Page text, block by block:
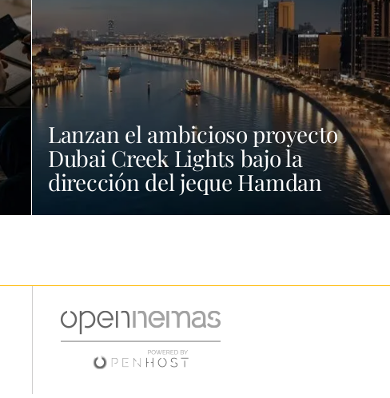
Lanzan el ambicioso proyecto
Dubai Creek Lights bajo la
dirección del jeque Hamdan